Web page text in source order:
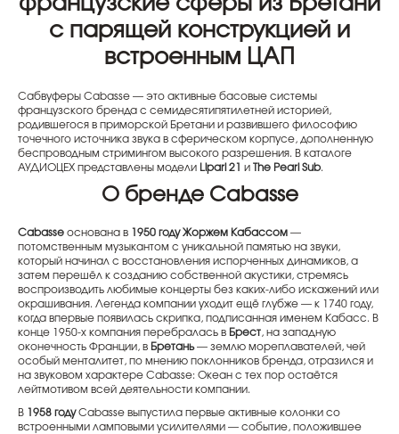
с парящей конструкцией и
встроенным ЦАП
Сабвуферы Cabasse — это активные басовые системы
французского бренда с семидесятипятилетней историей,
родившегося в приморской Бретани и развившего философию
точечного источника звука в сферическом корпусе, дополненную
беспроводным стримингом высокого разрешения. В каталоге
АУДИОЦЕХ представлены модели Lipari 21 и The Pearl Sub.
О бренде Cabasse
Cabasse основана в 1950 году Жоржем Кабассом —
потомственным музыкантом с уникальной памятью на звуки,
который начинал с восстановления испорченных динамиков, а
затем перешёл к созданию собственной акустики, стремясь
воспроизводить любимые концерты без каких-либо искажений или
окрашивания. Легенда компании уходит ещё глубже — к 1740 году,
когда впервые появилась скрипка, подписанная именем Кабасс. В
конце 1950-х компания перебралась в Брест, на западную
оконечность Франции, в Бретань— землю мореплавателей, чей
особый менталитет, по мнению поклонников бренда, отразился и
на звуковом характере Cabasse: Океан с тех пор остаётся
лейтмотивом всей деятельности компании.
В 1958 годуCabasse выпустила первые активные колонки со
встроенными ламповыми усилителями — событие, положившее